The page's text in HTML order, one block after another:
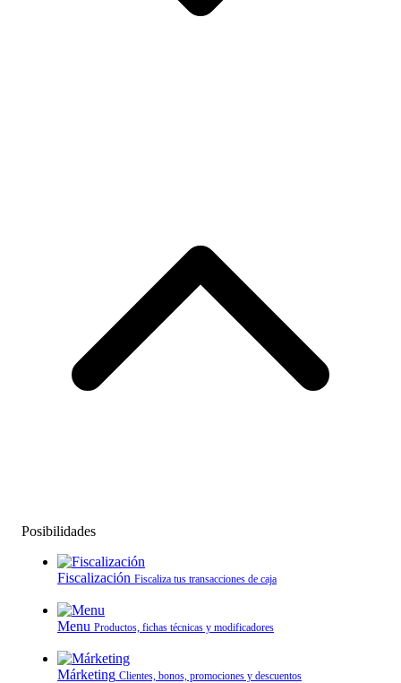
Posibilidades
Fiscalización Fiscaliza tus transacciones de caja
Menu Productos, fichas técnicas y modificadores
Márketing Clientes, bonos, promociones y descuentos